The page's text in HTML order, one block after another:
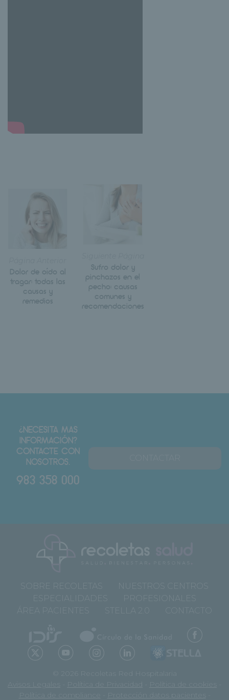
Dolor de oído al
tragar: todas las
causas y
remedios
Sufro dolor y
pinchazos en el
pecho: causas
comunes y
recomendaciones
¿NECESITA MAS
INFORMACIÓN?
CONTACTE CON
NOSOTROS.
983 358 000
SOBRE RECOLETAS
NUESTROS CENTROS
ESPECIALIDADES
PROFESIONALES
ÁREA PACIENTES
STELLA 2.0 CONTACTO
© 2026 Recoletas Red Hospitalaria
Avisos Legales
Política de Privacidad Política de cookies
Política de compliance
Protección datos pacientes